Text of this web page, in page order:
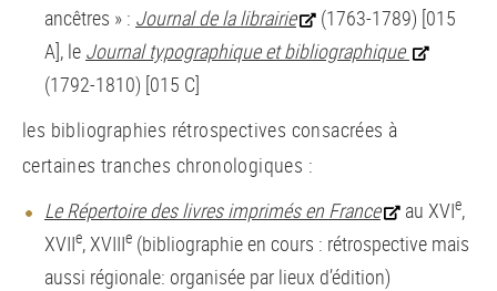
ancêtres » : Journal de la librairie
(1763-1789) [015
A], le Journal typographique et bibliographique
(1792-1810) [015 C]
les bibliographies rétrospectives consacrées à
certaines tranches chronologiques :
Le Répertoire des livres imprimés en France
au XVIe,
XVIIe, XVIIIe (bibliographie en cours : rétrospective mais
aussi régionale: organisée par lieux d’édition)